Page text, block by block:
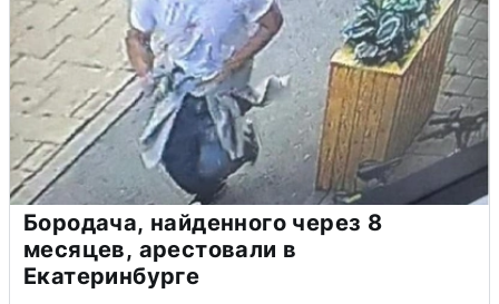
Бородача, найденного через 8
месяцев, арестовали в
Екатеринбурге